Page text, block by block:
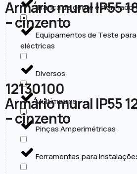
Trança de cobre estanhado
Equipamentos de Teste
eléctricas
Diversos
Multímetros
Pinças Amperimétricas
Ferramentas para
Armário mural IP55
– cinzento
12130100
Armário mural IP55
– cinzento